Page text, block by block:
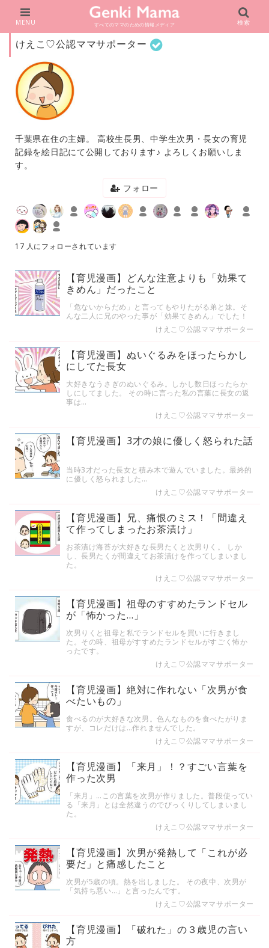
すべてのママのための情報メディア
MENU 検索
けえこ♡公認ママサポーター
千葉県在住の主婦。 高校生長男、中学生次男・長女の育児
記録を絵日記にて公開しております♪ よろしくお願いしま
す。
フォロー
17 人にフォローされています
【育児漫画】どんな注意よりも「効果て
きめん」だったこと
「危ないからだめ」と言ってもやりたがる弟と妹。そ
んな二人に兄のやった事が「効果てきめん」でした！
けえこ♡公認ママサポーター
【育児漫画】ぬいぐるみをほったらかし
にしてた長女
大好きなうさぎのぬいぐるみ。しかし数日ほったらか
しにしてました。 その時に言った私の言葉に長女の返
事は…
けえこ♡公認ママサポーター
【育児漫画】3才の娘に優しく怒られた話
当時3才だった長女と積み木で遊んでいました。最終的
に優しく怒られました…
けえこ♡公認ママサポーター
【育児漫画】兄、痛恨のミス！「間違え
て作ってしまったお茶漬け」
お茶漬け海苔が大好きな長男たくと次男りく。 しか
し、長男たくが間違えてお茶漬けを作ってしまいまし
た。
けえこ♡公認ママサポーター
【育児漫画】祖母のすすめたランドセル
が「怖かった…」
次男りくと祖母と私でランドセルを買いに行きまし
た。その時、祖母がすすめたランドセルがすごく怖か
ったです。
けえこ♡公認ママサポーター
【育児漫画】絶対に作れない「次男が食
べたいもの」
食べるのが大好きな次男。色んなものを食べたがりま
すが、コレだけは…作れませんでした。
けえこ♡公認ママサポーター
【育児漫画】「来月」！？すごい言葉を
作った次男
「来月」…この言葉を次男が作りました。普段使ってい
る「来月」とは全然違うのでびっくりしてしまいまし
た。
けえこ♡公認ママサポーター
【育児漫画】次男が発熱して「これが必
要だ」と痛感したこと
次男が5歳の頃。熱を出しました。 その夜中、次男が
「気持ち悪い…」と言ったんです。
けえこ♡公認ママサポーター
【育児漫画】「破れた」の３歳児の言い
方